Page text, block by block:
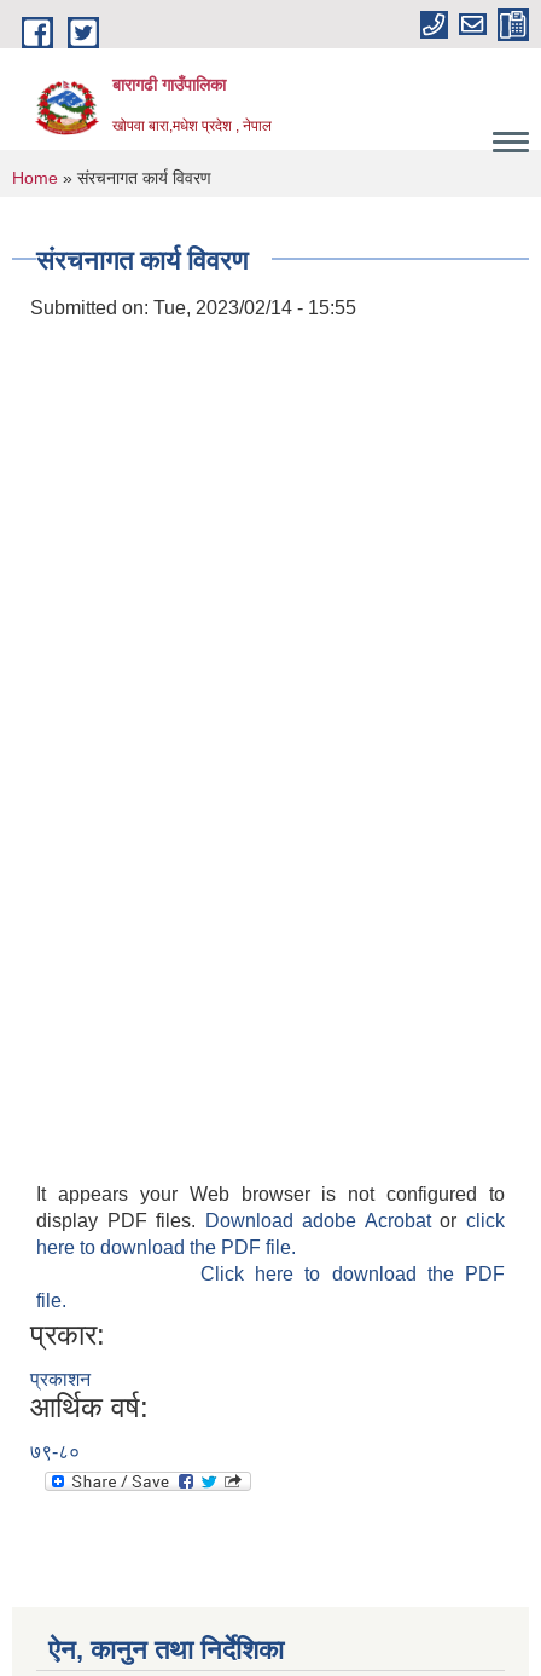
Skip to main content
बारागढी गाउँपालिका
खोपवा बारा,मधेश प्रदेश , नेपाल
You are here
Home » संरचनागत कार्य विवरण
संरचनागत कार्य विवरण
Submitted on: Tue, 2023/02/14 - 15:55
It appears your Web browser is not configured to
display PDF files.
Download adobe Acrobatorclick
here to download the PDF file.
Click here to download the PDF
file.
प्रकार:
प्रकाशन
आर्थिक वर्ष:
७९-८०
ऐन, कानुन तथा निर्देशिका